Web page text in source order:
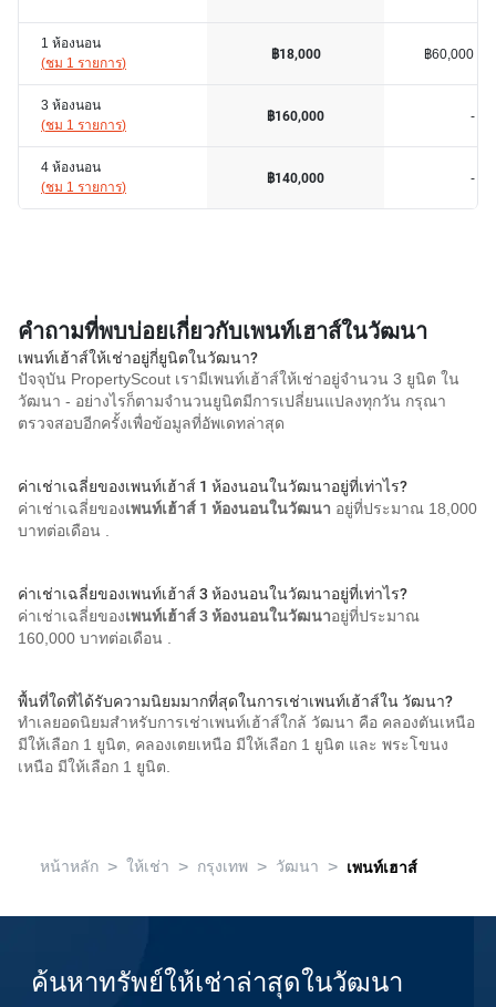
1 ห้องนอน
(ชม 1 รายการ)
3 ห้องนอน
(ชม 1 รายการ)
4 ห้องนอน
(ชม 1 รายการ)
฿18,000
฿160,000
฿140,000
฿60,000
-
-
คำถามที่พบบ่อยเกี่ยวกับเพนท์เฮาส์ในวัฒนา
เพนท์เฮ้าส์ให้เช่าอยู่กี่ยูนิตในวัฒนา?
ปัจจุบัน PropertyScout เรามีเพนท์เฮ้าส์ให้เช่าอยู่จำนวน 3 ยูนิต ใน
วัฒนา - อย่างไรก็ตามจำนวนยูนิตมีการเปลี่ยนแปลงทุกวัน กรุณา
ตรวจสอบอีกครั้งเพื่อข้อมูลที่อัพเดทล่าสุด
ค่าเช่าเฉลี่ยของเพนท์เฮ้าส์ 1 ห้องนอนในวัฒนาอยู่ที่เท่าไร?
ค่าเช่าเฉลี่ยของเพนท์เฮ้าส์ 1 ห้องนอนในวัฒนา อยู่ที่ประมาณ 18,000
บาทต่อเดือน .
ค่าเช่าเฉลี่ยของเพนท์เฮ้าส์ 3 ห้องนอนในวัฒนาอยู่ที่เท่าไร?
ค่าเช่าเฉลี่ยของเพนท์เฮ้าส์ 3 ห้องนอนในวัฒนาอยู่ที่ประมาณ
160,000 บาทต่อเดือน .
พื้นที่ใดที่ได้รับความนิยมมากที่สุดในการเช่าเพนท์เฮ้าส์ใน วัฒนา?
ทำเลยอดนิยมสำหรับการเช่าเพนท์เฮ้าส์ใกล้ วัฒนา คือ คลองตันเหนือ
มีให้เลือก 1 ยูนิต, คลองเตยเหนือ มีให้เลือก 1 ยูนิต และ พระโขนง
เหนือ มีให้เลือก 1 ยูนิต.
หน้าหลัก > ให้เช่า > กรุงเทพ > วัฒนา > เพนท์เฮาส์
ค้นหาทรัพย์ให้เช่าล่าสุดในวัฒนา